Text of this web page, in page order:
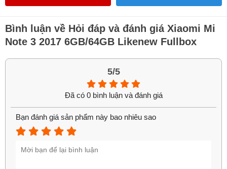
nhu cầu của người dùng. Các ứng dụng, tác vụ đều được
hệ điều hành Android 7.1.
Bình luận về Hỏi đáp và đánh giá Xiaomi Mi
Note 3 2017 6GB/64GB Likenew Fullbox
5/5
Đã có 0 bình luận và đánh giá
Bạn đánh giá sản phẩm này bao nhiêu sao